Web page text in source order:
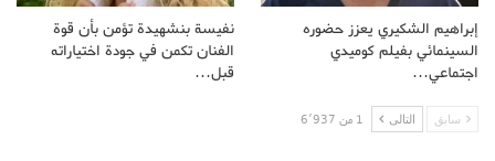
إبراهيم الشكيري يعزز حضوره
السينمائي بفيلم كوميدي
اجتماعي…
نفيسة بنشهيدة تؤمن بأن قوة
الفنان تكمن في جودة اختياراته
قبل…
سابق التالى 1 من 6٬937